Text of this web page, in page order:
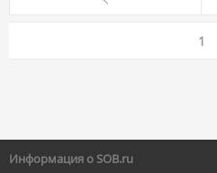
1
Информация о SOB.ru